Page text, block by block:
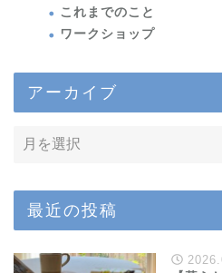
これまでのこと
ワークショップ
アーカイブ
最近の投稿